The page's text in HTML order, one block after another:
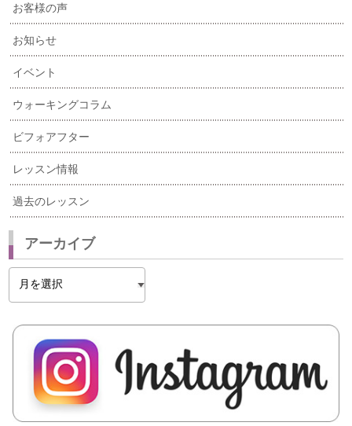
お客様の声
お知らせ
イベント
ウォーキングコラム
ビフォアフター
レッスン情報
過去のレッスン
アーカイブ
イ